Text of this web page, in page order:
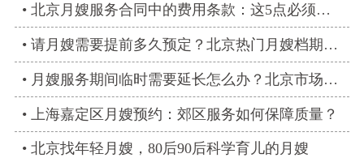
北京月嫂服务合同中的费用条款：这5点必须白纸黑字写清楚
请月嫂需要提前多久预定？北京热门月嫂档期规划指南
月嫂服务期间临时需要延长怎么办？北京市场加价规则参考
上海嘉定区月嫂预约：郊区服务如何保障质量？
北京找年轻月嫂，80后90后科学育儿的月嫂